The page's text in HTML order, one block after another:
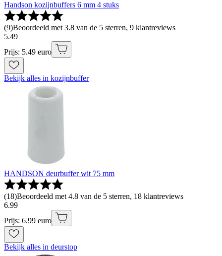
Handson kozijnbuffers 6 mm 4 stuks
(9)Beoordeeld met 3.8 van de 5 sterren, 9 klantreviews
5.49
Prijs: 5.49 euro
Bekijk alles in kozijnbuffer
HANDSON deurbuffer wit 75 mm
(18)Beoordeeld met 4.8 van de 5 sterren, 18 klantreviews
6.99
Prijs: 6.99 euro
Bekijk alles in deurstop